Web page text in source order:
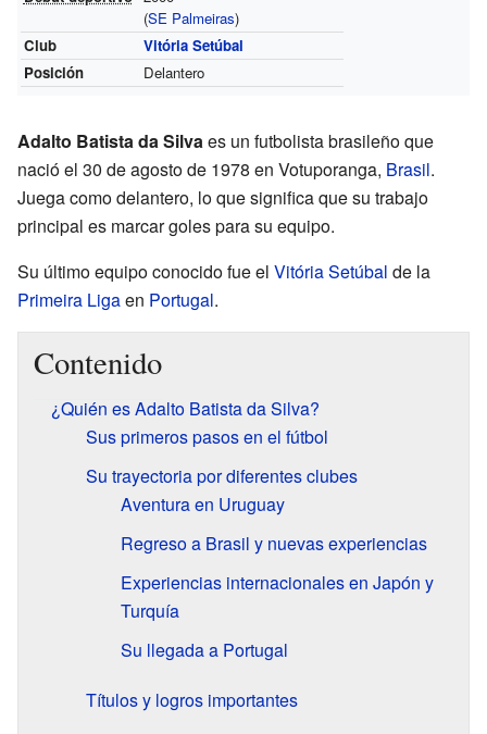
(SE Palmeiras)
Club
Vitória Setúbal
Posición
Delantero
Adalto Batista da Silvaes un futbolista brasileño que
nació el 30 de agosto de 1978 en Votuporanga, Brasil.
Juega como delantero, lo que significa que su trabajo
principal es marcar goles para su equipo.
Su último equipo conocido fue el Vitória Setúbal de la
Primeira Ligaen Portugal.
Contenido
¿Quién es Adalto Batista da Silva?
Sus primeros pasos en el fútbol
Su trayectoria por diferentes clubes
Aventura en Uruguay
Regreso a Brasil y nuevas experiencias
Experiencias internacionales en Japón y
Turquía
Su llegada a Portugal
Títulos y logros importantes